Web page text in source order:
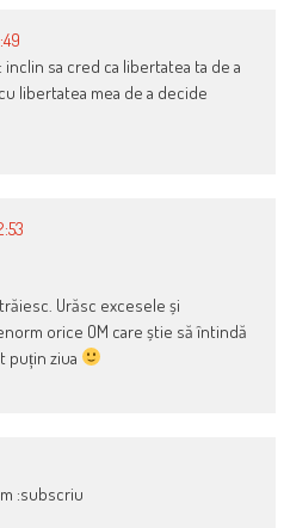
inclin sa cred ca libertatea ta de a
libertatea mea de a decide
Urăsc excesele și
orice OM care știe să întindă
puțin ziua
m :subscriu